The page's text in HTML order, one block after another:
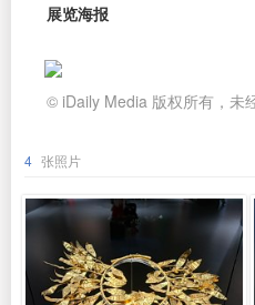
展览海报
© iDaily Media 版权所有，未
4 张照片